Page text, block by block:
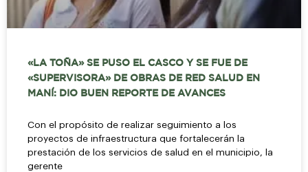
«LA TOÑA» SE PUSO EL CASCO Y SE FUE DE
«SUPERVISORA» DE OBRAS DE RED SALUD EN
MANÍ: DIO BUEN REPORTE DE AVANCES
Con el propósito de realizar seguimiento a los
proyectos de infraestructura que fortalecerán la
prestación de los servicios de salud en el municipio, la
gerente